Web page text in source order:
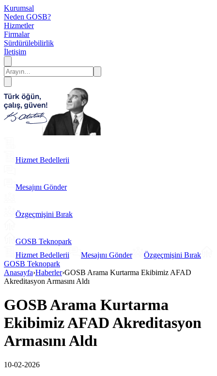
Kurumsal
Neden GOSB?
Hizmetler
Firmalar
Sürdürülebilirlik
İletişim
Hizmet Bedellerii
Mesajını Gönder
Özgeçmişini Bırak
GOSB Teknopark
Hizmet Bedellerii
Mesajını Gönder
Özgeçmişini Bırak
GOSB Teknopark
Anasayfa›Haberler›GOSB Arama Kurtarma Ekibimiz AFAD
Akreditasyon Armasını Aldı
GOSB Arama Kurtarma
Ekibimiz AFAD Akreditasyon
Armasını Aldı
10-02-2026